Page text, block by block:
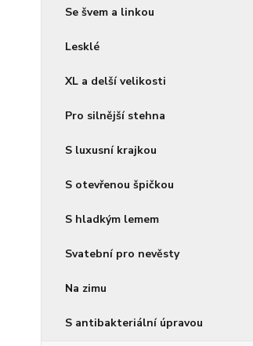
Se švem a linkou
Lesklé
XL a delší velikosti
Pro silnější stehna
S luxusní krajkou
S otevřenou špičkou
S hladkým lemem
Svatební pro nevěsty
Na zimu
S antibakteriální úpravou